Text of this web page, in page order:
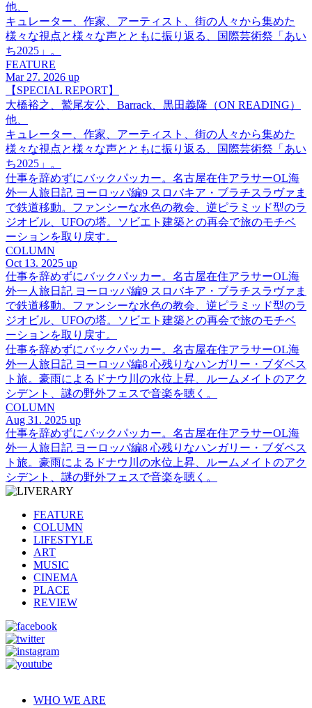
他、
キュレーター、作家、アーティスト、街の人々から集めた
様々な視点と様々な声とともに振り返る、国際芸術祭「あい
ち2025」。
FEATURE
Mar 27. 2026 up
【SPECIAL REPORT】
大橋裕之、鷲尾友公、Barrack、黒田義隆（ON READING）
他、
キュレーター、作家、アーティスト、街の人々から集めた
様々な視点と様々な声とともに振り返る、国際芸術祭「あい
ち2025」。
仕事を辞めずにバックパッカー。名古屋在住アラサーOL海
外一人旅日記 ヨーロッパ編9 スロバキア・ブラチスラヴァま
で鉄道移動。ファンシーな水色の教会、逆ピラミッド型のラ
ジオビル、UFOの塔。ソビエト建築との再会で旅のモチベ
ーションを取り戻す。
COLUMN
Oct 13. 2025 up
仕事を辞めずにバックパッカー。名古屋在住アラサーOL海
外一人旅日記 ヨーロッパ編9 スロバキア・ブラチスラヴァま
で鉄道移動。ファンシーな水色の教会、逆ピラミッド型のラ
ジオビル、UFOの塔。ソビエト建築との再会で旅のモチベ
ーションを取り戻す。
仕事を辞めずにバックパッカー。名古屋在住アラサーOL海
外一人旅日記 ヨーロッパ編8 心残りなハンガリー・ブダペス
ト旅。豪雨によるドナウ川の水位上昇、ルームメイトのアク
シデント、謎の野外フェスで音楽を聴く。
COLUMN
Aug 31. 2025 up
仕事を辞めずにバックパッカー。名古屋在住アラサーOL海
外一人旅日記 ヨーロッパ編8 心残りなハンガリー・ブダペス
ト旅。豪雨によるドナウ川の水位上昇、ルームメイトのアク
シデント、謎の野外フェスで音楽を聴く。
FEATURE
COLUMN
LIFESTYLE
ART
MUSIC
CINEMA
PLACE
REVIEW
WHO WE ARE